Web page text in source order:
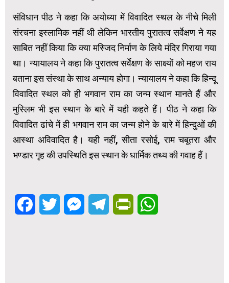
संविधान पीठ ने कहा कि अयोध्या में विवादित स्थल के नीचे मिली
संरचना इस्लामिक नहीं थी लेकिन भारतीय पुरातत्व सर्वेक्षण ने यह
साबित नहीं किया कि क्या मस्जिद निर्माण के लिये मंदिर गिराया गया
था। न्यायालय ने कहा कि पुरातत्व सर्वेक्षण के साक्ष्यों को महज राय
बताना इस संस्था के साथ अन्याय होगा। न्यायालय ने कहा कि हिन्दू
विवादित स्थल को ही भगवान राम का जन्म स्थान मानते हैं और
मुस्लिम भी इस स्थान के बारे में यही कहते हैं। पीठ ने कहा कि
विवादित ढांचे में ही भगवान राम का जन्म होने के बारे में हिन्दुओं की
आस्था अविवादित है। यही नहीं, सीता रसोई, राम चबूतरा और
भण्डार गृह की उपस्थिति इस स्थान के धार्मिक तथ्य की गवाह हैं।
FacebookTwitter MessengerTelegramPrintFriendly